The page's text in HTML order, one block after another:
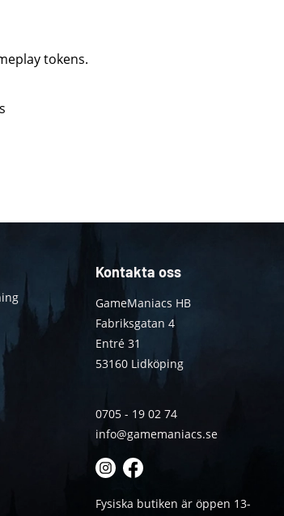
tokens.
Kontakta oss
GameManiacs HB
Fabriksgatan 4
Entré 31
53160 Lidköping
0705 - 19 02 74
info@gamemaniacs.se
Fysiska butiken är öppen 13-